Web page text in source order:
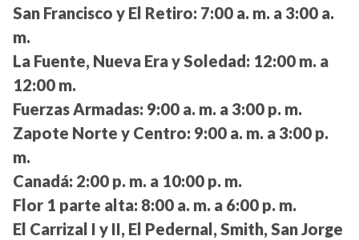
San Francisco y El Retiro: 7:00 a. m. a 3:00 a.
m.
La Fuente, Nueva Era y Soledad: 12:00 m. a
12:00 m.
Fuerzas Armadas: 9:00 a. m. a 3:00 p. m.
Zapote Norte y Centro: 9:00 a. m. a 3:00 p.
m.
Canadá: 2:00 p. m. a 10:00 p. m.
Flor 1 parte alta: 8:00 a. m. a 6:00 p. m.
El Carrizal I y II, El Pedernal, Smith, San Jorge